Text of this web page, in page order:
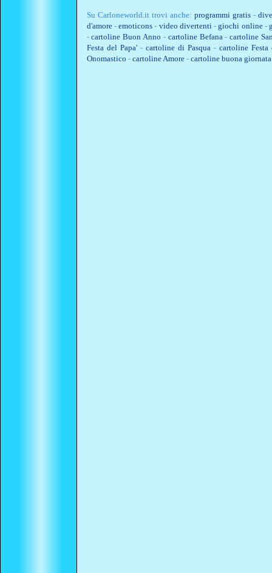
Su Carloneworld.ittrovi anche: programmi gratis-
d'amore-emoticons - video divertenti-giochi online-
-cartoline Buon Anno - cartoline Befana-cartoline
Festa del Papa'- cartoline di Pasqua- cartoline Festa
Onomastico - cartoline Amore- cartoline buona giornata